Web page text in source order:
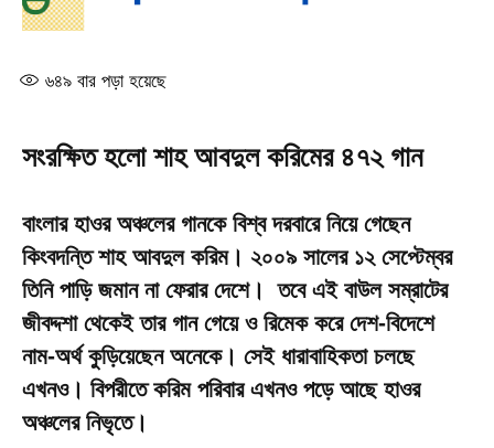
৬৪৯ বার পড়া হয়েছে
সংরক্ষিত হলো শাহ আবদুল করিমের ৪৭২ গান
বাংলার হাওর অঞ্চলের গানকে বিশ্ব দরবারে নিয়ে গেছেন
কিংবদন্তি শাহ আবদুল করিম। ২০০৯ সালের ১২ সেপ্টেম্বর
তিনি পাড়ি জমান না ফেরার দেশে। তবে এই বাউল সম্রাটের
জীবদ্দশা থেকেই তার গান গেয়ে ও রিমেক করে দেশ-বিদেশে
নাম-অর্থ কুড়িয়েছেন অনেকে। সেই ধারাবাহিকতা চলছে
এখনও। বিপরীতে করিম পরিবার এখনও পড়ে আছে হাওর
অঞ্চলের নিভৃতে।